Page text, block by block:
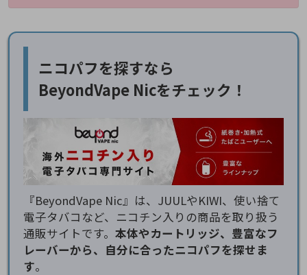
ニコパフを探すなら
BeyondVape Nicをチェック！
『BeyondVape Nic』は、JUULやKIWI、使い捨て
電子タバコなど、ニコチン入りの商品を取り扱う
通販サイトです。 本体やカートリッジ、豊富なフ
レーバーから、自分に合ったニコパフを探せま
す。